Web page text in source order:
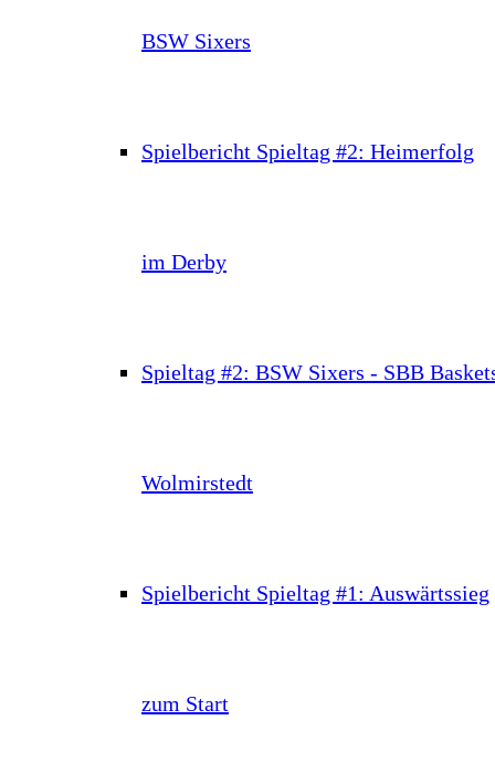
BSW Sixers
Spielbericht Spieltag #2: Heimerfolg
im Derby
Spieltag #2: BSW Sixers - SBB
Wolmirstedt
Spielbericht Spieltag #1: Auswärtssieg
zum Start